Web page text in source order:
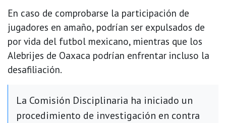
En caso de comprobarse la participación de
jugadores en amaño, podrían ser expulsados de
por vida del futbol mexicano, mientras que los
Alebrijes de Oaxaca podrían enfrentar incluso la
desafiliación.
La Comisión Disciplinaria ha iniciado un
procedimiento de investigación en contra